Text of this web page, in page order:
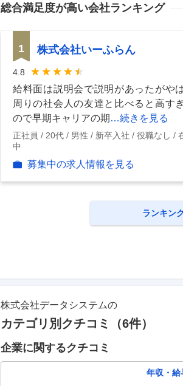
総合満足度が高い会社ランキング
1 株式会社いーふらん
4.8
給料面は説明会で説明があったがや
周りの社会人の友達と比べると高す
ので早期キャリアの期 …続きを見る
正社員 20代 男性 新卒入社 役職なし
中
募集中の求人情報を見る
ランキン
株式会社データシステムの
カテゴリ別クチコミ（6件）
企業に関するクチコミ
年収・給